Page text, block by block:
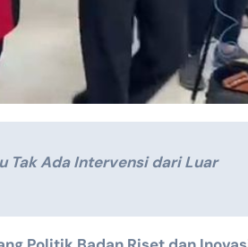
Tak Ada Intervensi dari Luar